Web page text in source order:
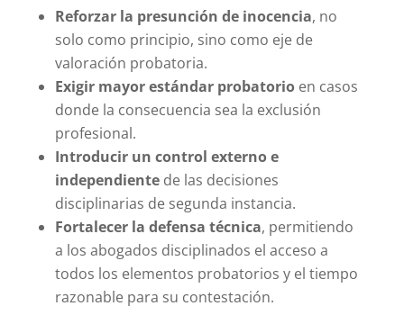
Reforzar la presunción de inocencia, no
solo como principio, sino como eje de
valoración probatoria.
Exigir mayor estándar probatorioen casos
donde la consecuencia sea la exclusión
profesional.
Introducir un control externo e
independientede las decisiones
disciplinarias de segunda instancia.
Fortalecer la defensa técnica, permitiendo
a los abogados disciplinados el acceso a
todos los elementos probatorios y el tiempo
razonable para su contestación.